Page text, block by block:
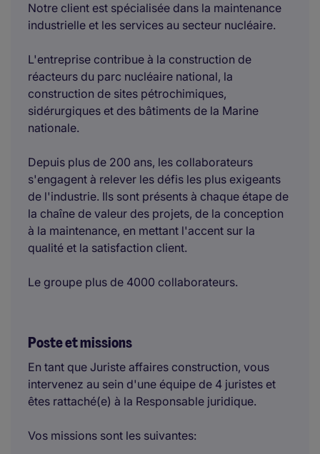
Notre client est spécialisée dans la maintenance
industrielle et les services au secteur nucléaire.
L'entreprise contribue à la construction de
réacteurs du parc nucléaire national, la
construction de sites pétrochimiques,
sidérurgiques et des bâtiments de la Marine
nationale.
Depuis plus de 200 ans, les collaborateurs
s'engagent à relever les défis les plus exigeants
de l'industrie. Ils sont présents à chaque étape de
la chaîne de valeur des projets, de la conception
à la maintenance, en mettant l'accent sur la
qualité et la satisfaction client.
Le groupe plus de 4000 collaborateurs.
Poste et missions
En tant que Juriste affaires construction, vous
intervenez au sein d'une équipe de 4 juristes et
êtes rattaché(e) à la Responsable juridique.
Vos missions sont les suivantes: